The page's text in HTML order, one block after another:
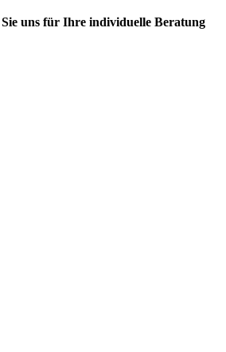
uns für Ihre individuelle Beratung